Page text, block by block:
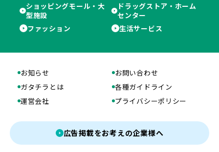
ショッピングモール・大
型施設
ドラッグストア・ホーム
センター
ファッション
生活サービス
お知らせ
お問い合わせ
ガタチラとは
各種ガイドライン
運営会社
プライバシーポリシー
広告掲載をお考えの企業様へ